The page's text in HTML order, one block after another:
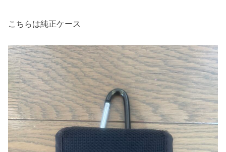
こちらは純正ケース